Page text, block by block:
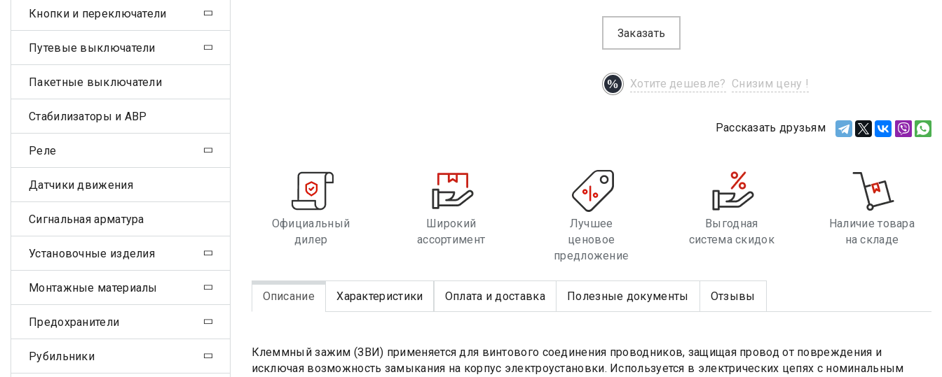
Заказать
Хотите дешевле? Снизим цену !
Рассказать друзьям
Официальный
дилер
Широкий
ассортимент
Лучшее
ценовое
предложение
Выгодная
система скидок
Наличие товара
на складе
Описание Характеристики Оплата и доставка Полезные документы Отзывы
Клеммный зажим (ЗВИ) применяется для винтового соединения проводников, защищая провод от повреждения и
исключая возможность замыкания на корпус электроустановки. Используется в электрических цепях с номинальным
Кнопки и переключатели
Путевые выключатели
Пакетные выключатели
Стабилизаторы и АВР
Реле
Датчики движения
Сигнальная арматура
Установочные изделия
Монтажные материалы
Предохранители
Рубильники